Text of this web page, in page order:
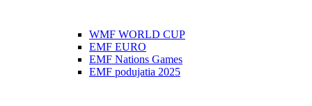
WMF WORLD CUP
EMF EURO
EMF Nations Games
EMF podujatia 2025